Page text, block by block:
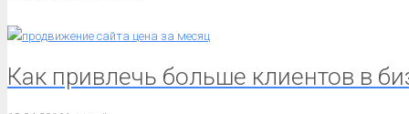
Как привлечь больше клиентов в